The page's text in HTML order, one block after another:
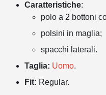
Caratteristiche:
polo a 2 bottoni
polsini in maglia;
spacchi laterali.
Taglia: Uomo.
Fit: Regular.